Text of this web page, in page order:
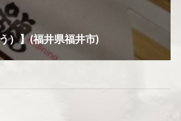
）】(福井県福井市)